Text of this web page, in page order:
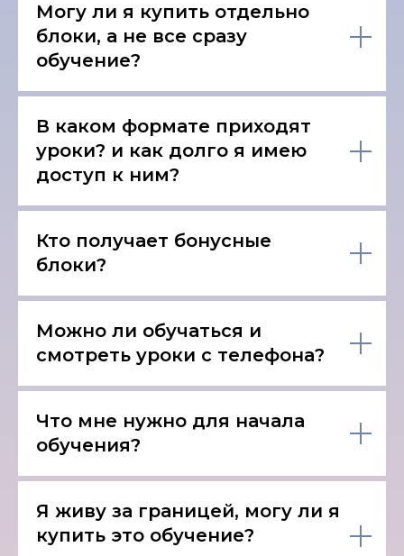
Могу ли я купить отдельно
блоки, а не все сразу
обучение?
В каком формате приходят
уроки? и как долго я имею
доступ к ним?
Кто получает бонусные
блоки?
Можно ли обучаться и
смотреть уроки с телефона?
Что мне нужно для начала
обучения?
Я живу за границей, могу ли я
купить это обучение?